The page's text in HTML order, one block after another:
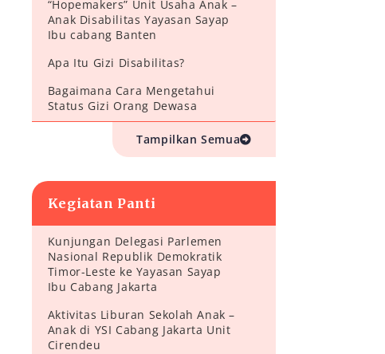
“Hopemakers” Unit Usaha Anak –
Anak Disabilitas Yayasan Sayap
Ibu cabang Banten
Apa Itu Gizi Disabilitas?
Bagaimana Cara Mengetahui
Status Gizi Orang Dewasa
Tampilkan Semua
Kegiatan Panti
Kunjungan Delegasi Parlemen
Nasional Republik Demokratik
Timor-Leste ke Yayasan Sayap
Ibu Cabang Jakarta
Aktivitas Liburan Sekolah Anak –
Anak di YSI Cabang Jakarta Unit
Cirendeu